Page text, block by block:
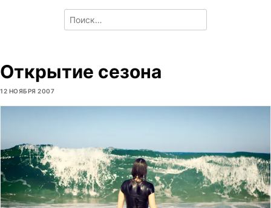
Search
for:
Открытие сезона
12 НОЯБРЯ 2007